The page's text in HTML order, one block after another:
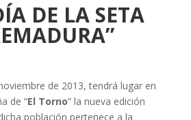
DE LA SETA
de 2013, tendrá lugar en
de “El Torno” la nueva edición
población pertenece a la